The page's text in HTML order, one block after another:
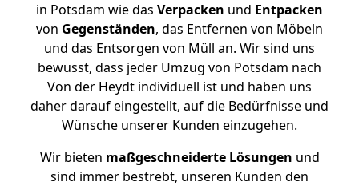
in Potsdam wie das Verpacken und Entpacken
von Gegenständen, das Entfernen von Möbeln
und das Entsorgen von Müll an. Wir sind uns
bewusst, dass jeder Umzug von Potsdam nach
Von der Heydt individuell ist und haben uns
daher darauf eingestellt, auf die Bedürfnisse und
Wünsche unserer Kunden einzugehen.
Wir bieten maßgeschneiderte Lösungen und
sind immer bestrebt, unseren Kunden den